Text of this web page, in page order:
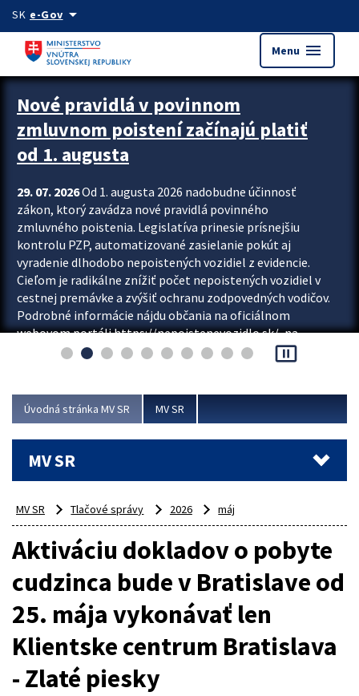
Preskocit na hlavný obsah
SK e-Govarrow_drop_down
Menu menu
Zastavit automatický posun upútavok
Nové pravidlá v povinnom
zmluvnom poistení začínajú platiť
od 1. augusta
29. 07. 2026Od 1. augusta 2026 nadobudne účinnosť
zákon, ktorý zavádza nové pravidlá povinného
zmluvného poistenia. Legislatíva prinesie prísnejšiu
kontrolu PZP, automatizované zasielanie pokút aj
vyradenie dlhodobo nepoistených vozidiel z evidencie.
Cieľom je radikálne znížiť počet nepoistených vozidiel v
cestnej premávke a zvýšiť ochranu zodpovedných vodičov.
Podrobné informácie nájdu občania na oficiálnom
webovom portáli https://nepoistenevozidlo.sk/, na
ktorom od augusta pribudne aj možnosť overiť si...
pause_presentation
Úvodná stránka MV SR MV SR
MV SR
MV SR Tlačové správy 2026 máj
Aktiváciu dokladov o pobyte
cudzinca bude v Bratislave od
25. mája vykonávať len
Klientske centrum Bratislava
- Zlaté piesky